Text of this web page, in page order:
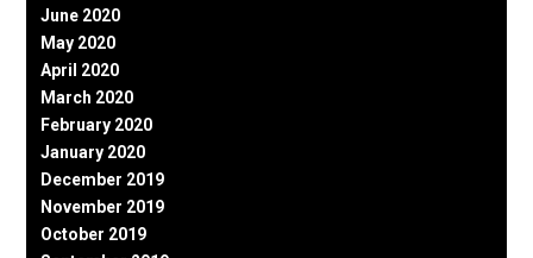
June 2020
May 2020
April 2020
March 2020
February 2020
January 2020
December 2019
November 2019
October 2019